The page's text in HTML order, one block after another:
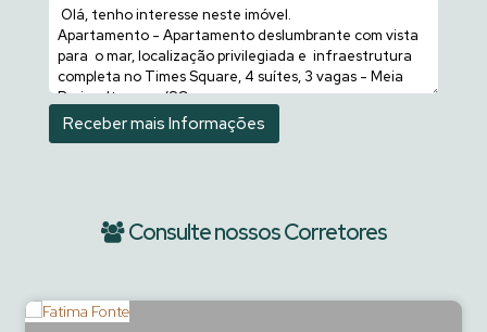
Consulte nossos Corretores